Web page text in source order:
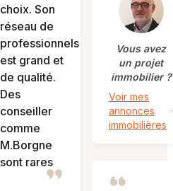
choix. Son
réseau de
professionnels
est grand et
de qualité.
Des
conseiller
comme
M.Borgne
sont rares
Vous avez
un projet
immobilier ?
Voir mes
annonces
immobilières